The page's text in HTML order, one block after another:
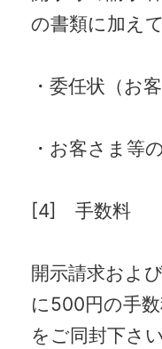
の書類に加え
・委任状（お
・お客さま等
[4] 手数料
開示請求およ
に500円の手
をご同封下さい